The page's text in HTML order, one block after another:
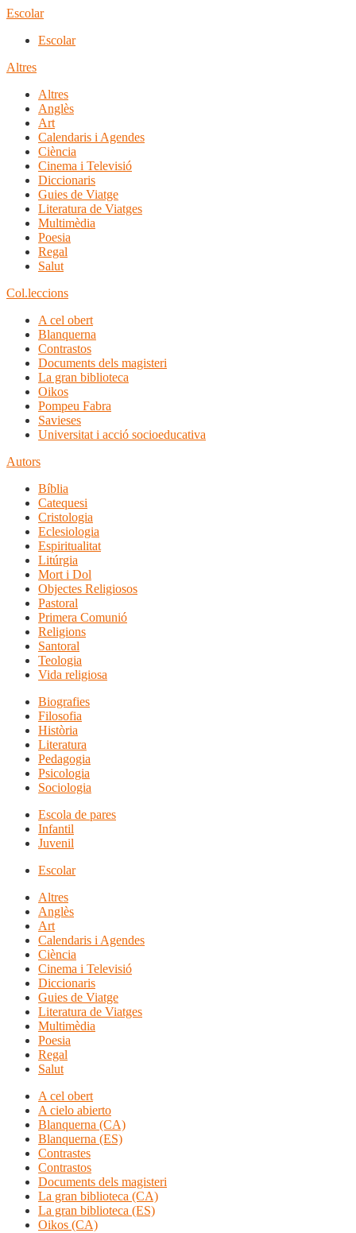
Escolar
Escolar
Altres
Altres
Anglès
Art
Calendaris i Agendes
Ciència
Cinema i Televisió
Diccionaris
Guies de Viatge
Literatura de Viatges
Multimèdia
Poesia
Regal
Salut
Col.leccions
A cel obert
Blanquerna
Contrastos
Documents dels magisteri
La gran biblioteca
Oikos
Pompeu Fabra
Savieses
Universitat i acció socioeducativa
Autors
Bíblia
Catequesi
Cristologia
Eclesiologia
Espiritualitat
Litúrgia
Mort i Dol
Objectes Religiosos
Pastoral
Primera Comunió
Religions
Santoral
Teologia
Vida religiosa
Biografies
Filosofia
Història
Literatura
Pedagogia
Psicologia
Sociologia
Escola de pares
Infantil
Juvenil
Escolar
Altres
Anglès
Art
Calendaris i Agendes
Ciència
Cinema i Televisió
Diccionaris
Guies de Viatge
Literatura de Viatges
Multimèdia
Poesia
Regal
Salut
A cel obert
A cielo abierto
Blanquerna (CA)
Blanquerna (ES)
Contrastes
Contrastos
Documents dels magisteri
La gran biblioteca (CA)
La gran biblioteca (ES)
Oikos (CA)